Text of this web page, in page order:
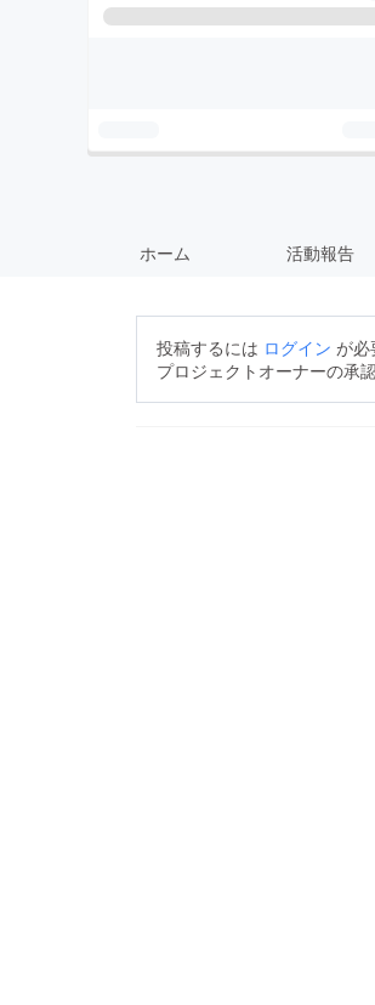
ホーム 活動報告
投稿するには ログイン が必
プロジェクトオーナーの承